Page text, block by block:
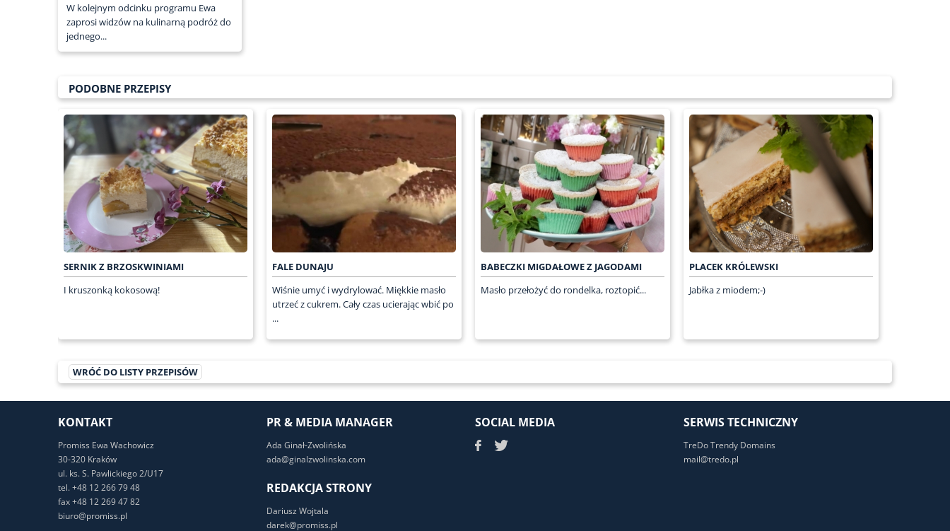
W kolejnym odcinku programu Ewa
zaprosi widzów na kulinarną podróż do
jednego...
PODOBNE PRZEPISY
SERNIK Z BRZOSKWINIAMI
I kruszonką kokosową!
FALE DUNAJU
Wiśnie umyć i wydrylować. Miękkie masło
utrzeć z cukrem. Cały czas ucierając wbić po
...
BABECZKI MIGDAŁOWE Z JAGODAMI
Masło przełożyć do rondelka, roztopić...
PLACEK KRÓLEWSKI
Jabłka z miodem;-)
WRÓĆ DO LISTY PRZEPISÓW
KONTAKT
Promiss Ewa Wachowicz
30-320 Kraków
ul. ks. S. Pawlickiego 2/U17
tel. +48 12 266 79 48
fax +48 12 269 47 82
biuro@promiss.pl
PR & MEDIA MANAGER
Ada Ginał-Zwolińska
ada@ginalzwolinska.com
REDAKCJA STRONY
Dariusz Wojtala
darek@promiss.pl
SOCIAL MEDIA SERWIS TECHNICZNY
TreDo Trendy Domains
mail@tredo.pl